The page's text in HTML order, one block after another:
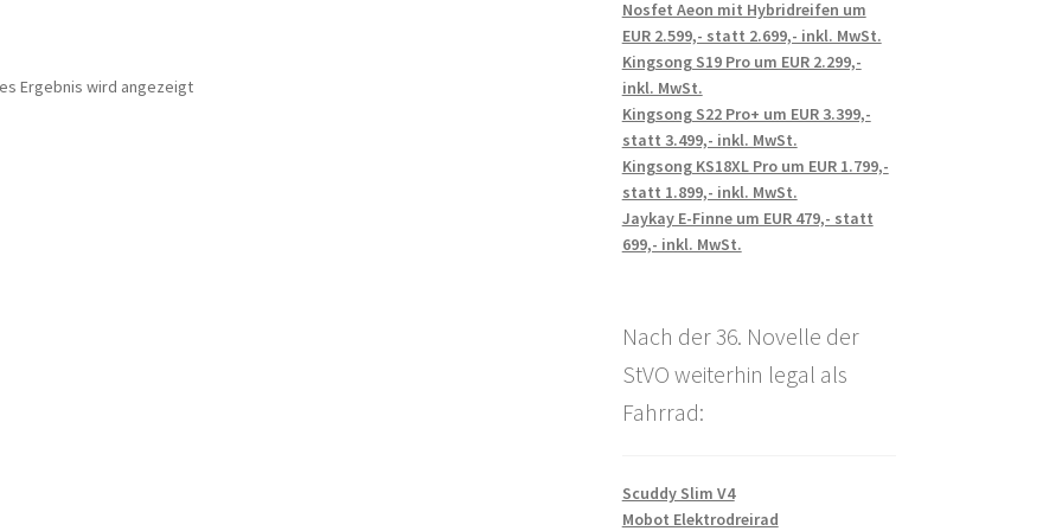
Ergebnis wird angezeigt
Nosfet Aeon mit Hybridreifen um
EUR 2.599,- statt 2.699,- inkl. MwSt.
Kingsong S19 Pro um EUR 2.299,-
inkl. MwSt.
Kingsong S22 Pro+ um EUR 3.399,-
statt 3.499,- inkl. MwSt.
Kingsong KS18XL Pro um EUR 1.799,-
statt 1.899,- inkl. MwSt.
Jaykay E-Finne um EUR 479,- statt
699,- inkl. MwSt.
Nach der 36. Novelle der
StVO weiterhin legal als
Fahrrad:
Scuddy Slim V4
Mobot Elektrodreirad